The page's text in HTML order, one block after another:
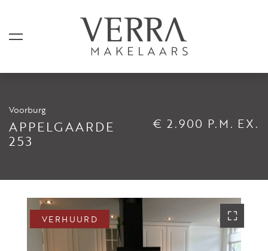
Voorburg
APPELGAARDE
253
€ 2.900 P.M. EX.
VERHUURD
AANBOD
Shortstay
Verkocht
Verhuurd